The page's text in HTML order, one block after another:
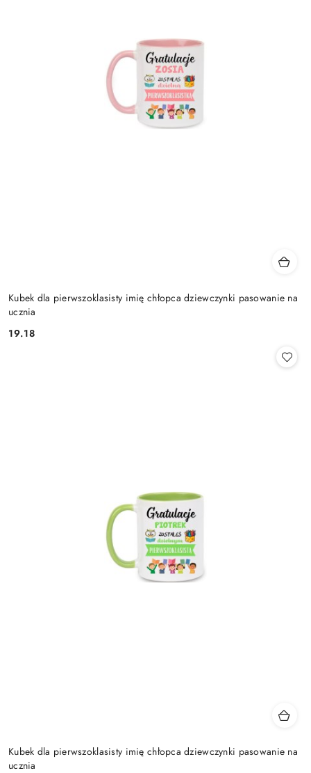
Kubek dla pierwszoklasisty imię chłopca dziewczynki pasowanie na
ucznia
Cena:
19.18
Kubek dla pierwszoklasisty imię chłopca dziewczynki pasowanie na
ucznia